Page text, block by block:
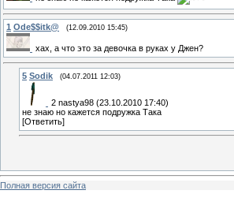
1 Ode$$itk@ (12.09.2010 15:45)
хах, а что это за девочка в руках у Джен?
5 Sodik (04.07.2011 12:03)
2 nastya98 (23.10.2010 17:40)
не знаю но кажется подружка Така
[Ответить]
Полная версия сайта